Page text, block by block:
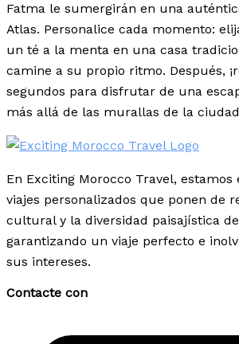
Fatma le sumergirán en una
Atlas. Personalice cada momento:
un té a la menta en una casa
camine a su propio ritmo. Después,
segundos para disfrutar de una
más allá de las murallas de la
En Exciting Morocco Travel, estamos
viajes personalizados que ponen de
cultural y la diversidad paisajística
garantizando un viaje perfecto e
sus intereses.
Contacte con